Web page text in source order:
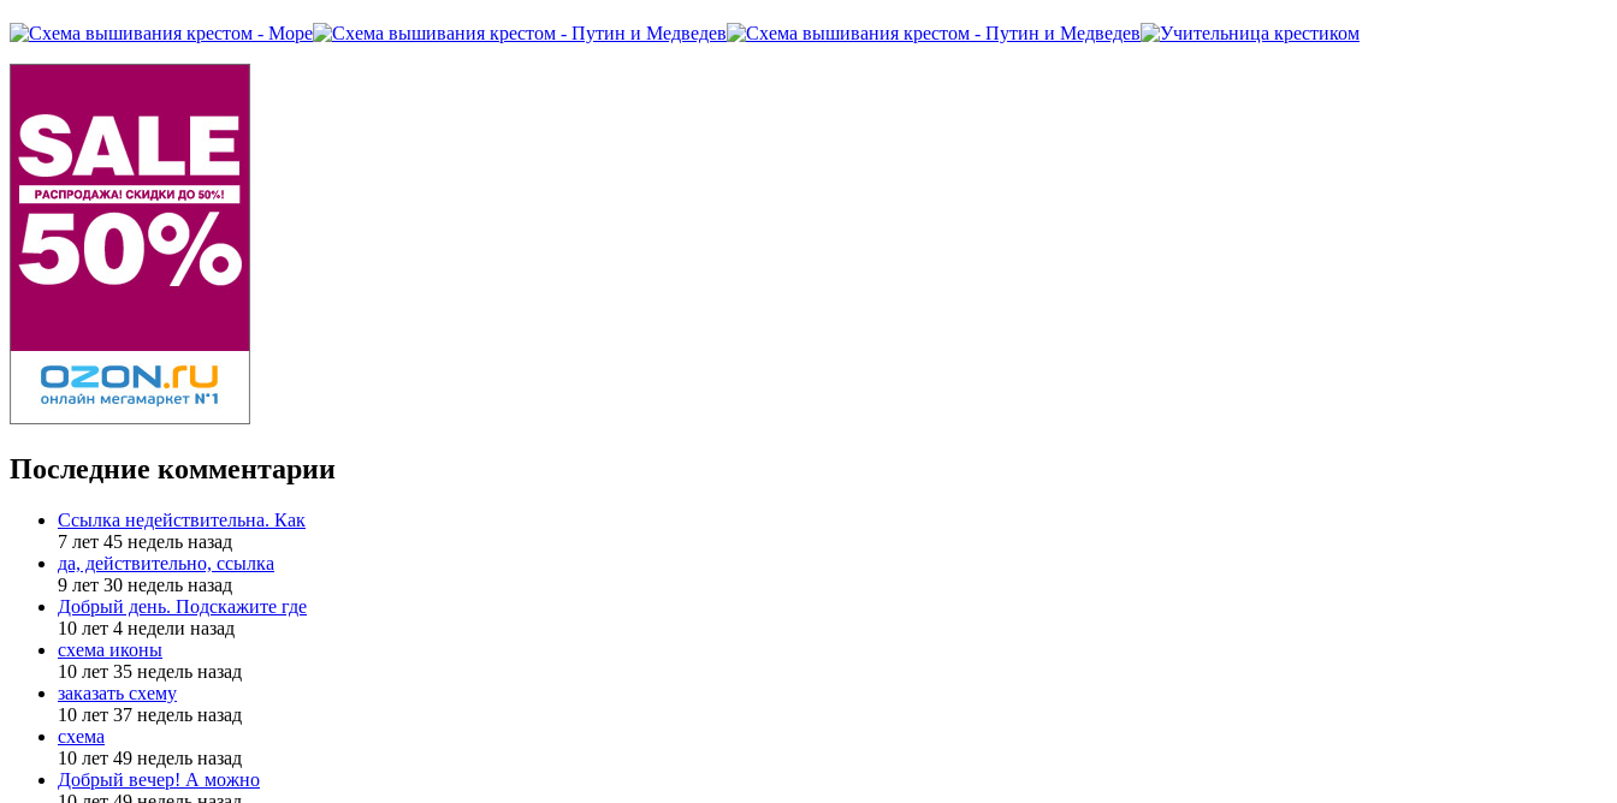
Последние комментарии
Ссылка недействительна. Как
7 лет 45 недель назад
да, действительно, ссылка
9 лет 30 недель назад
Добрый день. Подскажите где
10 лет 4 недели назад
схема иконы
10 лет 35 недель назад
заказать схему
10 лет 37 недель назад
схема
10 лет 49 недель назад
Добрый вечер! А можно